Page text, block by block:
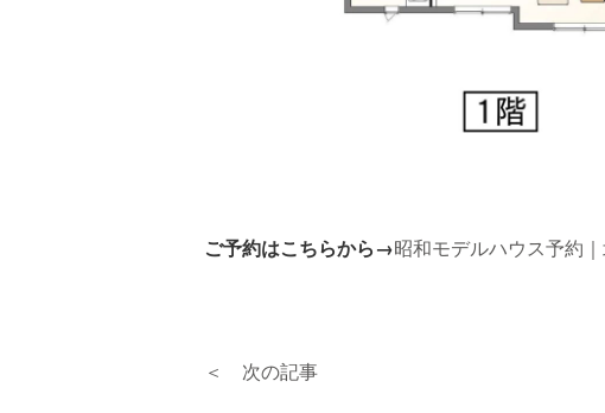
ご予約はこちらから→昭和モデルハウス予約
＜ 次の記事